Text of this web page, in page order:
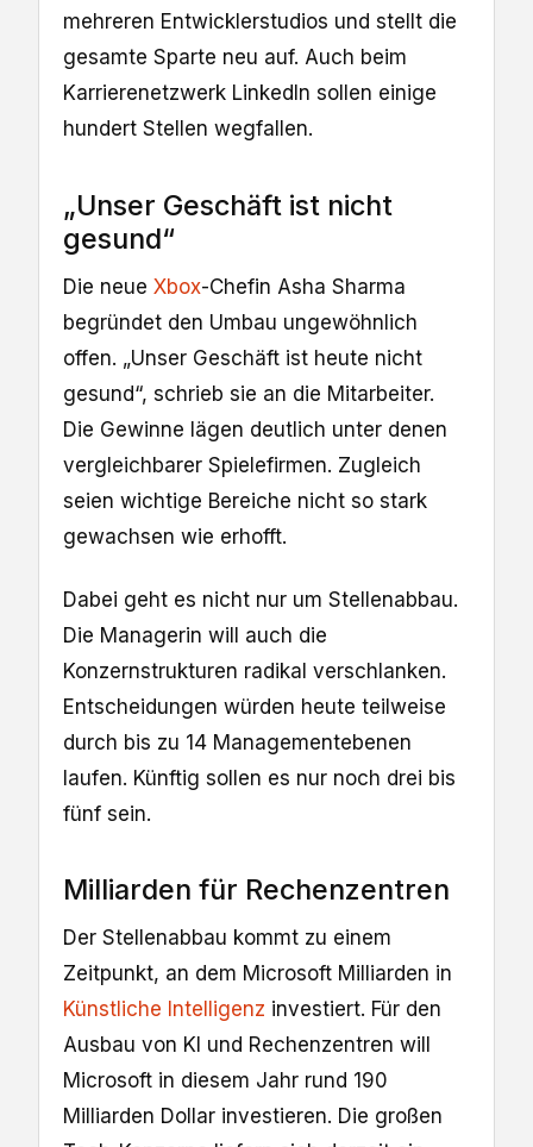
mehreren Entwicklerstudios und stellt die
gesamte Sparte neu auf. Auch beim
Karrierenetzwerk LinkedIn sollen einige
hundert Stellen wegfallen.
„Unser Geschäft ist nicht
gesund“
Die neue Xbox-Chefin Asha Sharma
begründet den Umbau ungewöhnlich
offen. „Unser Geschäft ist heute nicht
gesund“, schrieb sie an die Mitarbeiter.
Die Gewinne lägen deutlich unter denen
vergleichbarer Spielefirmen. Zugleich
seien wichtige Bereiche nicht so stark
gewachsen wie erhofft.
Dabei geht es nicht nur um Stellenabbau.
Die Managerin will auch die
Konzernstrukturen radikal verschlanken.
Entscheidungen würden heute teilweise
durch bis zu 14 Managementebenen
laufen. Künftig sollen es nur noch drei bis
fünf sein.
Milliarden für Rechenzentren
Der Stellenabbau kommt zu einem
Zeitpunkt, an dem Microsoft Milliarden in
Künstliche Intelligenz investiert. Für den
Ausbau von KI und Rechenzentren will
Microsoft in diesem Jahr rund 190
Milliarden Dollar investieren. Die großen